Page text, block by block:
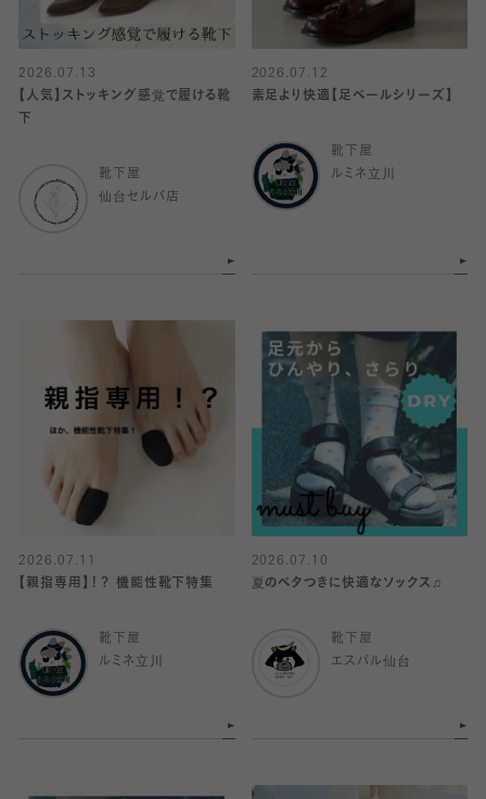
2026.07.13
【人気】ストッキング感覚で履ける靴
下
靴下屋
仙台セルバ店
2026.07.12
素足より快適【足ベールシリーズ】
靴下屋
ルミネ立川
2026.07.11
【親指専用】！？ 機能性靴下特集
靴下屋
ルミネ立川
2026.07.10
夏のベタつきに快適なソックス♫
靴下屋
エスパル仙台